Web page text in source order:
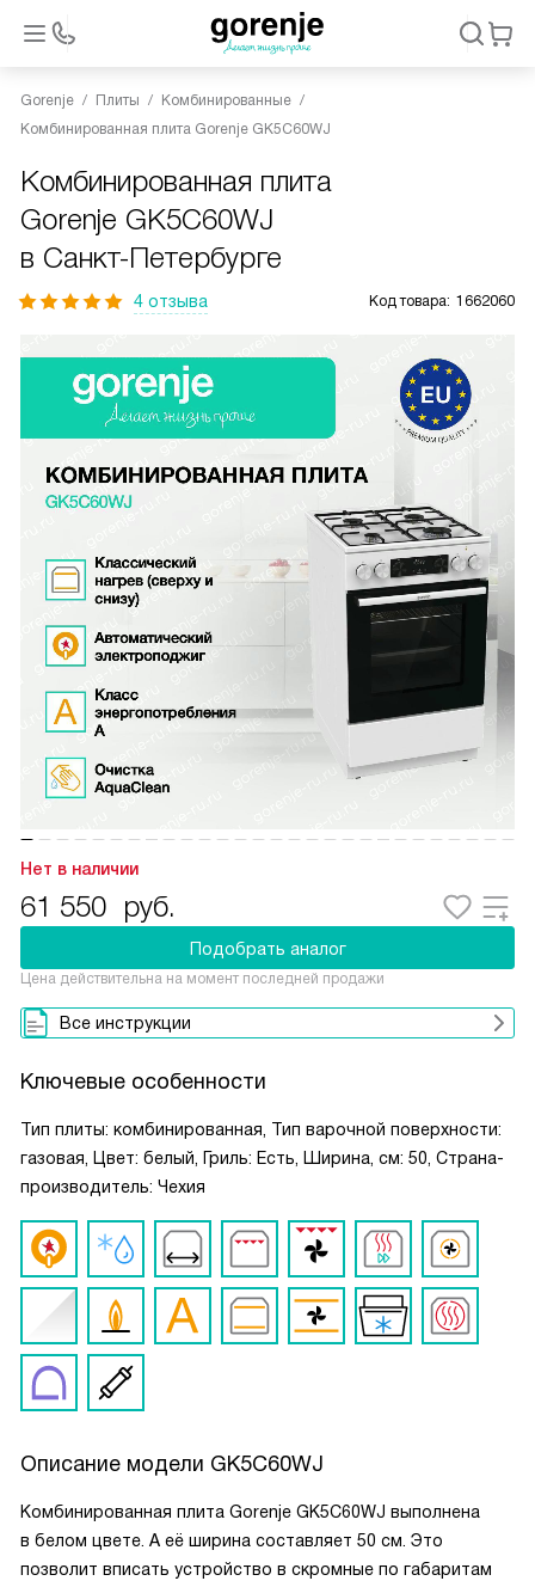
Gorenje Плиты
Комбинированные
Комбинированная плита Gorenje GK5C60WJ
Комбинированная плита
Gorenje GK5C60WJ
в Санкт-Петербурге
4 отзыва Код товара: 1662060
Нет в наличии
61 550 руб.
Подобрать аналог
Цена действительна на момент последней продажи
Все инструкции
Ключевые особенности
Тип плиты: комбинированная, Тип варочной поверхности:
газовая, Цвет: белый, Гриль: Есть, Ширина, см: 50, Страна-
производитель: Чехия
Описание модели GK5C60WJ
Комбинированная плита Gorenje GK5C60WJ выполнена
в белом цвете. А её ширина составляет 50 см. Это
позволит вписать устройство в скромные по габаритам